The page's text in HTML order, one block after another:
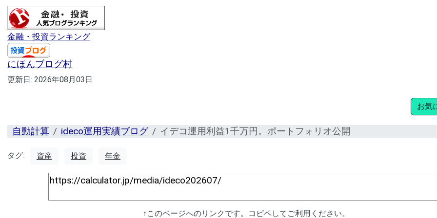
金融・投資ランキング
にほんブログ村
更新日: 2026年08月03日
お気
自動計算 ideco運用実績ブログ イデコ運用利益1千万円。ポートフォリオ公開
タグ: 資産 投資 年金
↑このページへのリンクです。コピペしてご利用ください。